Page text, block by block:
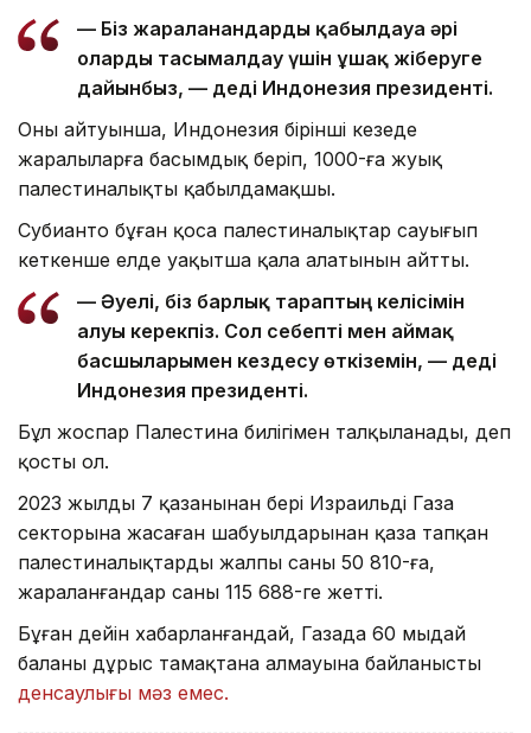
— Біз жараланғандарды қабылдауға әрі
оларды тасымалдау үшін ұшақ жіберуге
дайынбыз, — деді Индонезия президенті.
Оның айтуынша, Индонезия бірінші кезеңде
жаралыларға басымдық беріп, 1000-ға жуық
палестиналықты қабылдамақшы.
Субианто бұған қоса палестиналықтар сауығып
кеткенше елде уақытша қала алатынын айтты.
— Әуелі, біз барлық тараптың келісімін
алуы керекпіз. Сол себепті мен аймақ
басшыларымен кездесу өткіземін, — деді
Индонезия президенті.
Бұл жоспар Палестина билігімен талқыланады, деп
қосты ол.
2023 жылдың 7 қазанынан бері Израильдің Газа
секторына жасаған шабуылдарынан қаза тапқан
палестиналықтардың жалпы саны 50 810-ға,
жараланғандар саны 115 688-ге жетті.
Бұған дейін хабарланғандай, Газада 60 мыңдай
баланың дұрыс тамақтана алмауына байланысты
денсаулығы мәз емес.